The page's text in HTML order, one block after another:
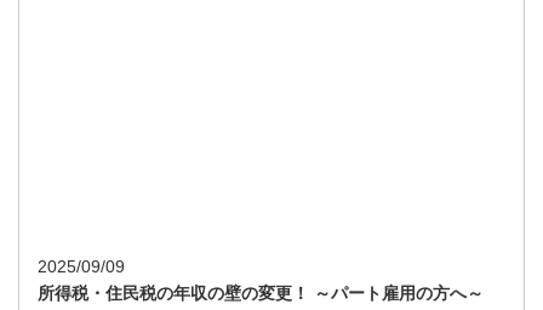
2025/09/09
所得税・住民税の年収の壁の変更！ ～パート雇用の方へ～